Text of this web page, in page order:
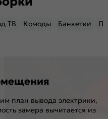
ТВ Комоды Банкетки
план вывода электрики,
замера вычитается из